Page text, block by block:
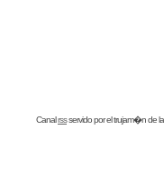
Canalrssservido por eltrujam�nde